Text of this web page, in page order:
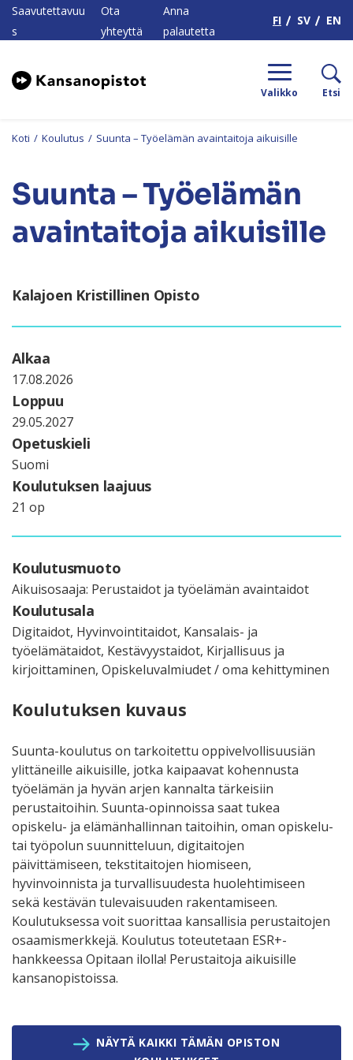
Saavutettavuu
s
Ota
yhteyttä
Anna
palautetta
FI SV EN
Valikko Etsi
Koti / Koulutus / Suunta – Työelämän avaintaitoja aikuisille
Suunta – Työelämän
avaintaitoja aikuisille
Kalajoen Kristillinen Opisto
Alkaa
17.08.2026
Loppuu
29.05.2027
Opetuskieli
Suomi
Koulutuksen laajuus
21 op
Koulutusmuoto
Aikuisosaaja: Perustaidot ja työelämän avaintaidot
Koulutusala
Digitaidot, Hyvinvointitaidot, Kansalais- ja
työelämätaidot, Kestävyystaidot, Kirjallisuus ja
kirjoittaminen, Opiskeluvalmiudet / oma kehittyminen
Koulutuksen kuvaus
Suunta-koulutus on tarkoitettu oppivelvollisuusiän
ylittäneille aikuisille, jotka kaipaavat kohennusta
työelämän ja hyvän arjen kannalta tärkeisiin
perustaitoihin. Suunta-opinnoissa saat tukea
opiskelu- ja elämänhallinnan taitoihin, oman opiskelu-
tai työpolun suunnitteluun, digitaitojen
päivittämiseen, tekstitaitojen hiomiseen,
hyvinvoinnista ja turvallisuudesta huolehtimiseen
sekä kestävän tulevaisuuden rakentamiseen.
Koulutuksessa voit suorittaa kansallisia perustaitojen
osaamismerkkejä. Koulutus toteutetaan ESR+-
hankkeessa Opitaan ilolla! Perustaitoja aikuisille
kansanopistoissa.
NÄYTÄ KAIKKI TÄMÄN OPISTON